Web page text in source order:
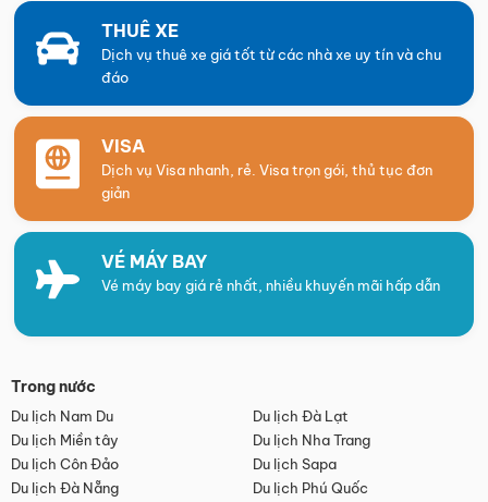
THUÊ XE
Dịch vụ thuê xe giá tốt từ các nhà xe uy tín và chu
đáo
VISA
Dịch vụ Visa nhanh, rẻ. Visa trọn gói, thủ tục đơn
giản
VÉ MÁY BAY
Vé máy bay giá rẻ nhất, nhiều khuyến mãi hấp dẫn
Trong nước
Du lịch Nam Du
Du lịch Đà Lạt
Du lịch Miền tây
Du lịch Nha Trang
Du lịch Côn Đảo
Du lịch Sapa
Du lịch Đà Nẵng
Du lịch Phú Quốc